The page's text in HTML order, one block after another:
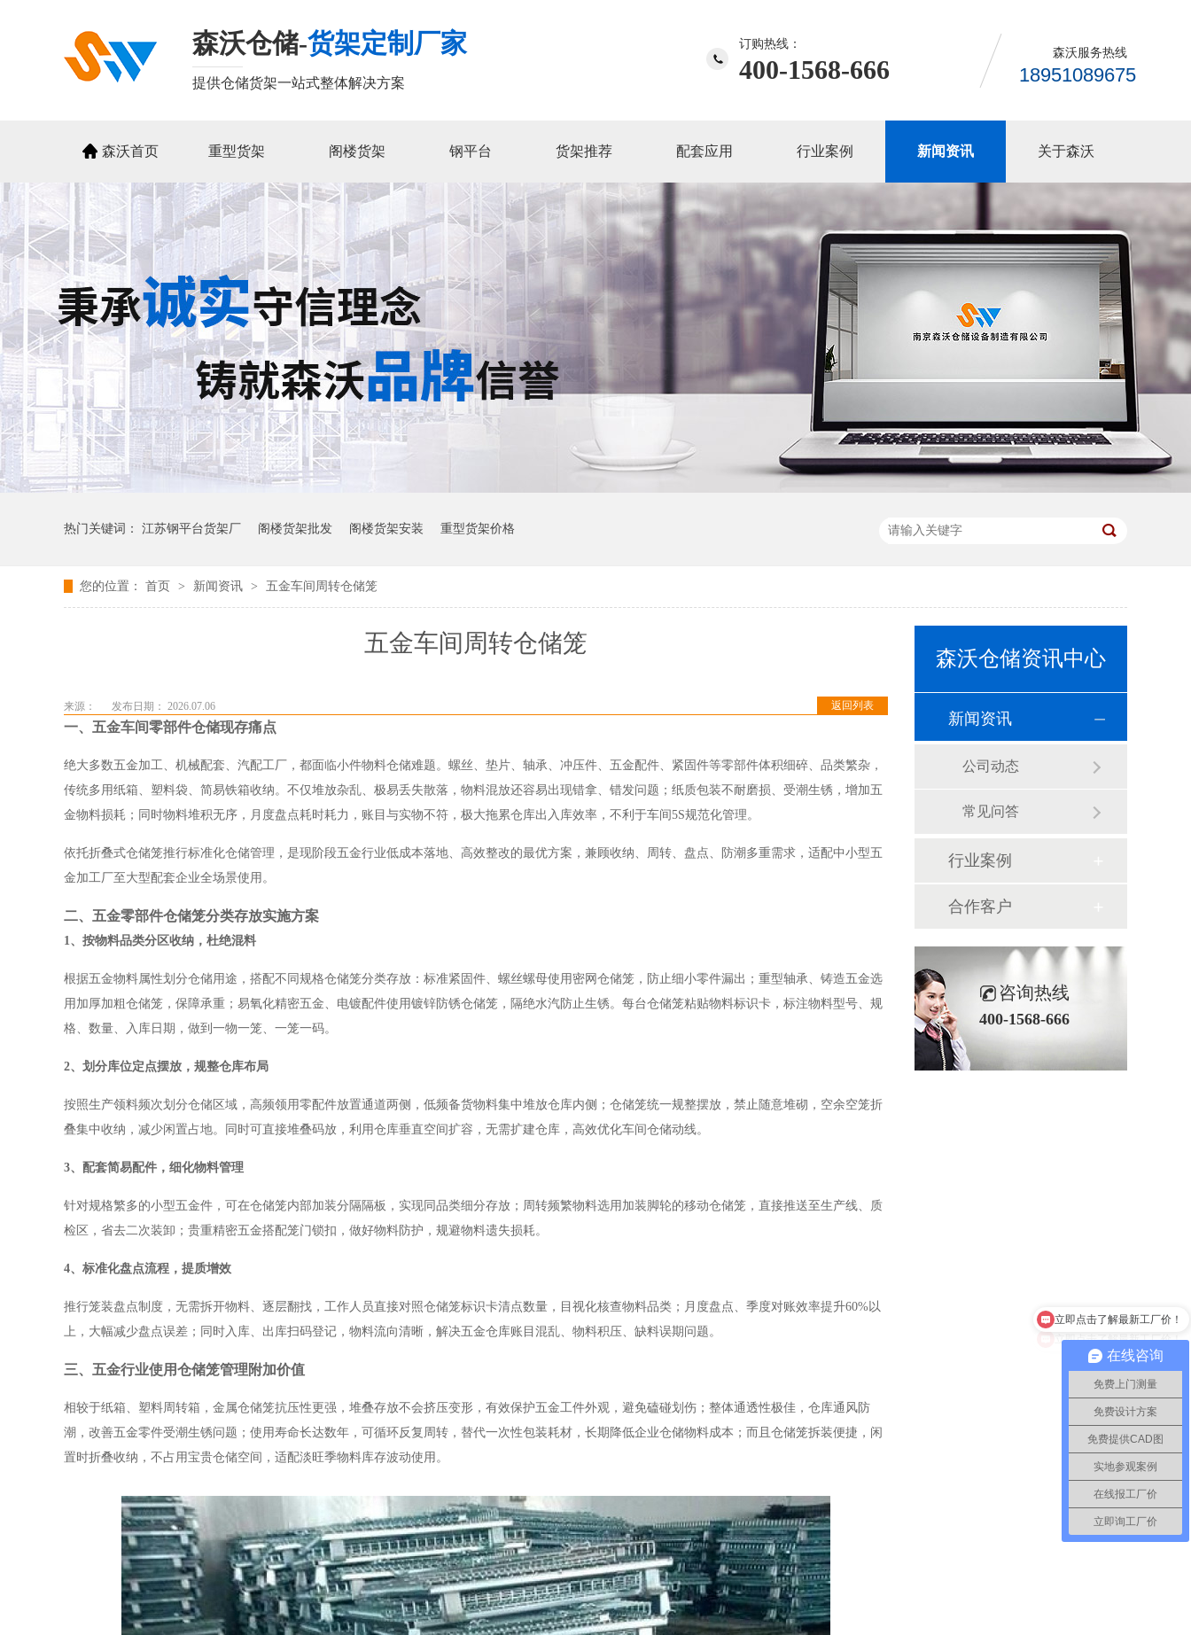
森沃仓储-货架定制厂家
提供仓储货架一站式整体解决方案
订购热线：
400-1568-666
森沃服务热线
18951089675
森沃首页 重型货架 阁楼货架 钢平台 货架推荐 配套应用 行业案例 新闻资讯 关于森沃
热门关键词： 江苏钢平台货架厂 阁楼货架批发 阁楼货架安装 重型货架价格
您的位置： 首页 > 新闻资讯 > 五金车间周转仓储笼
五金车间周转仓储笼
返回列表
来源： 发布日期： 2026.07.06
一、五金车间零部件仓储现存痛点
绝大多数五金加工、机械配套、汽配工厂，都面临小件物料仓储难题。螺丝、垫片、轴承、冲压件、五金配件、紧固件等零部件体积细碎、品类繁杂，
传统多用纸箱、塑料袋、简易铁箱收纳。不仅堆放杂乱、极易丢失散落，物料混放还容易出现错拿、错发问题；纸质包装不耐磨损、受潮生锈，增加五
金物料损耗；同时物料堆积无序，月度盘点耗时耗力，账目与实物不符，极大拖累仓库出入库效率，不利于车间5S规范化管理。
依托折叠式仓储笼推行标准化仓储管理，是现阶段五金行业低成本落地、高效整改的最优方案，兼顾收纳、周转、盘点、防潮多重需求，适配中小型五
金加工厂至大型配套企业全场景使用。
二、五金零部件仓储笼分类存放实施方案
1、按物料品类分区收纳，杜绝混料
根据五金物料属性划分仓储用途，搭配不同规格仓储笼分类存放：标准紧固件、螺丝螺母使用密网仓储笼，防止细小零件漏出；重型轴承、铸造五金选
用加厚加粗仓储笼，保障承重；易氧化精密五金、电镀配件使用镀锌防锈仓储笼，隔绝水汽防止生锈。每台仓储笼粘贴物料标识卡，标注物料型号、规
格、数量、入库日期，做到一物一笼、一笼一码。
2、划分库位定点摆放，规整仓库布局
按照生产领料频次划分仓储区域，高频领用零配件放置通道两侧，低频备货物料集中堆放仓库内侧；仓储笼统一规整摆放，禁止随意堆砌，空余空笼折
叠集中收纳，减少闲置占地。同时可直接堆叠码放，利用仓库垂直空间扩容，无需扩建仓库，高效优化车间仓储动线。
3、配套简易配件，细化物料管理
针对规格繁多的小型五金件，可在仓储笼内部加装分隔隔板，实现同品类细分存放；周转频繁物料选用加装脚轮的移动仓储笼，直接推送至生产线、质
检区，省去二次装卸；贵重精密五金搭配笼门锁扣，做好物料防护，规避物料遗失损耗。
4、标准化盘点流程，提质增效
推行笼装盘点制度，无需拆开物料、逐层翻找，工作人员直接对照仓储笼标识卡清点数量，目视化核查物料品类；月度盘点、季度对账效率提升60%以
上，大幅减少盘点误差；同时入库、出库扫码登记，物料流向清晰，解决五金仓库账目混乱、物料积压、缺料误期问题。
三、五金行业使用仓储笼管理附加价值
相较于纸箱、塑料周转箱，金属仓储笼抗压性更强，堆叠存放不会挤压变形，有效保护五金工件外观，避免磕碰划伤；整体通透性极佳，仓库通风防
潮，改善五金零件受潮生锈问题；使用寿命长达数年，可循环反复周转，替代一次性包装耗材，长期降低企业仓储物料成本；而且仓储笼拆装便捷，闲
置时折叠收纳，不占用宝贵仓储空间，适配淡旺季物料库存波动使用。
森沃仓储资讯中心
新闻资讯
公司动态
常见问答
行业案例
合作客户
咨询热线
400-1568-666
在线咨询
免费上门测量
免费设计方案
免费提供CAD图
实地参观案例
在线报工厂价
立即询工厂价
立即点击了解最新工厂价！